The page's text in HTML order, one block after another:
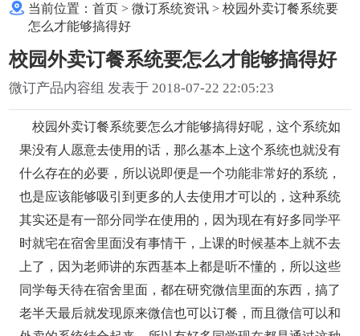
当前位置：首页 >微订系统资讯 >校园外卖订餐系统要
怎么才能够搞得好
校园外卖订餐系统要怎么才能够搞得好
微订产品内容组 发表于 2018-07-22 22:05:23
校园外卖订餐系统要怎么才能够搞得好呢，这个系统如
果没有人愿意去使用的话，那么基本上这个系统也就没有
什么存在的必要，所以说即便是一个功能非常好的系统，
也是应该能够吸引到更多的人去使用才可以的，这种系统
其实还是有一部分同学在使用的，因为现在有好多同学平
时就宅在宿舍里面没有事情干，上课的时候基本上就不去
上了，因为老师讲的东西基本上都是听不懂的，所以这些
同学每天待在宿舍里面，都在研究微信里面的东西，搞了
老半天最后就发现原来微信也可以订餐，而且微信可以和